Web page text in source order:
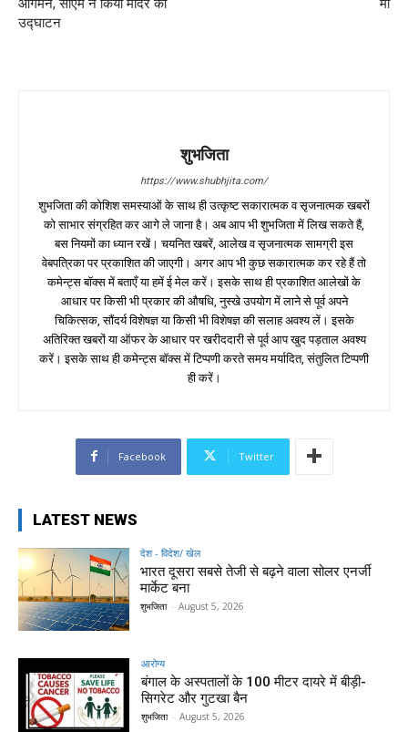
आगमन, सीएम ने किया मंदिर का
उद्घाटन
माँ
शुभजिता
https://www.shubhjita.com/
शुभजिता की कोशिश समस्याओं के साथ ही उत्कृष्ट सकारात्मक व सृजनात्मक खबरों
को साभार संग्रहित कर आगे ले जाना है। अब आप भी शुभजिता में लिख सकते हैं,
बस नियमों का ध्यान रखें। चयनित खबरें, आलेख व सृजनात्मक सामग्री इस
वेबपत्रिका पर प्रकाशित की जाएगी। अगर आप भी कुछ सकारात्मक कर रहे हैं तो
कमेन्ट्स बॉक्स में बताएँ या हमें ई मेल करें। इसके साथ ही प्रकाशित आलेखों के
आधार पर किसी भी प्रकार की औषधि, नुस्खे उपयोग में लाने से पूर्व अपने
चिकित्सक, सौंदर्य विशेषज्ञ या किसी भी विशेषज्ञ की सलाह अवश्य लें। इसके
अतिरिक्त खबरों या ऑफर के आधार पर खरीददारी से पूर्व आप खुद पड़ताल अवश्य
करें। इसके साथ ही कमेन्ट्स बॉक्स में टिप्पणी करते समय मर्यादित, संतुलित टिप्पणी
ही करें।
Facebook Twitter
LATEST NEWS
देश - विदेश/ खेल
भारत दूसरा सबसे तेजी से बढ़ने वाला सोलर एनर्जी
मार्केट बना
शुभजिता - August 5, 2026
आरोग्य
बंगाल के अस्पतालों के 100 मीटर दायरे में बीड़ी-
सिगरेट और गुटखा बैन
शुभजिता - August 5, 2026